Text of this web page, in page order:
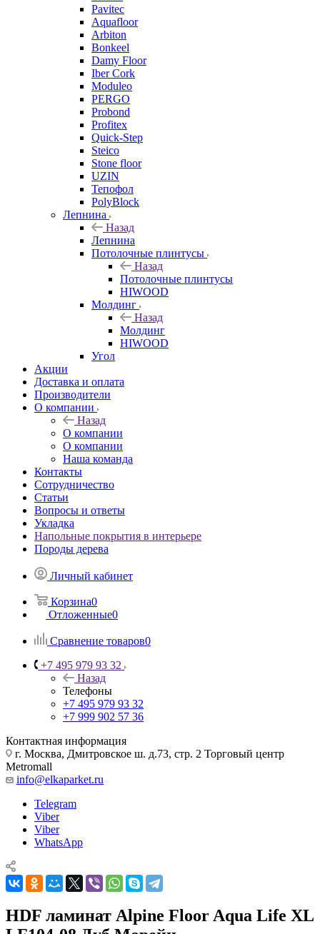
Pavitec
Aquafloor
Arbiton
Bonkeel
Damy Floor
Iber Cork
Moduleo
PERGO
Probond
Profitex
Quick-Step
Steico
Stone floor
UZIN
Тепофол
PolyBlock
Лепнина
Назад
Лепнина
Потолочные плинтусы
Назад
Потолочные плинтусы
HIWOOD
Молдинг
Назад
Молдинг
HIWOOD
Угол
Акции
Доставка и оплата
Производители
О компании
Назад
О компании
О компании
Наша команда
Контакты
Сотрудничество
Статьи
Вопросы и ответы
Укладка
Напольные покрытия в интерьере
Породы дерева
Личный кабинет
Корзина0
Отложенные0
Сравнение товаров0
+7 495 979 93 32
Назад
Телефоны
+7 495 979 93 32
+7 999 902 57 36
Контактная информация
г. Москва, Дмитровское ш. д.73, стр. 2 Торговый центр
Metromall
info@elkaparket.ru
Telegram
Viber
Viber
WhatsApp
HDF ламинат Alpine Floor Aqua Life XL